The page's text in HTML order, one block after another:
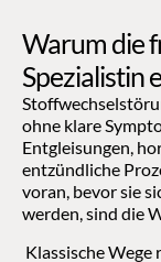
Warum die
Spezialistin
ohne klare
Entgleisungen,
entzündliche
voran, bevor sie
werden, sind die